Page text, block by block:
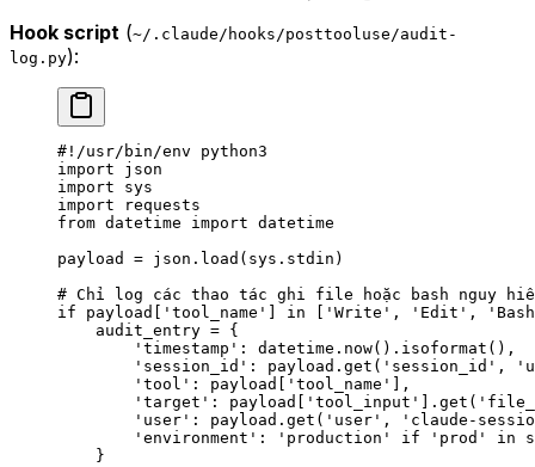
Hook script (~/.claude/hooks/posttooluse/audit-
log.py):
#!/usr/bin/env python3
import json
import sys
import requests
from datetime import datetime
payload = json.load(sys.stdin)
# Chỉ log các thao tác ghi file hoặc bash nguy
if payload[ 'tool_name' in 'Write' , 'Edit' ,
    audit_entry
= {
        'timestamp'
: datetime.now().isoformat(),
        'session_id'
: payload.get( 'session_id' ,
        'tool'
: payload[ 'tool_name'
],
        'target'
: payload[ 'tool_input' ].get(
        'user'
: payload.get( 'user' ,
'claude-
        'environment'
: 'production' if 'prod' in
    }